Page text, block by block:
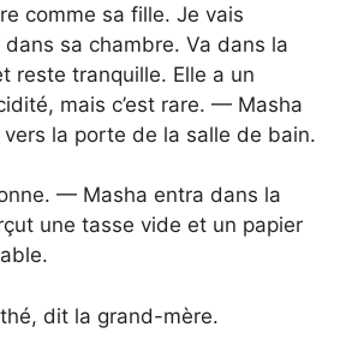
comme sa fille. Je vais
dans sa chambre. Va dans la
reste tranquille. Elle a un
mais c’est rare. — Masha
vers la porte de la salle de bain.
— Masha entra dans la
une tasse vide et un papier
dit la grand-mère.